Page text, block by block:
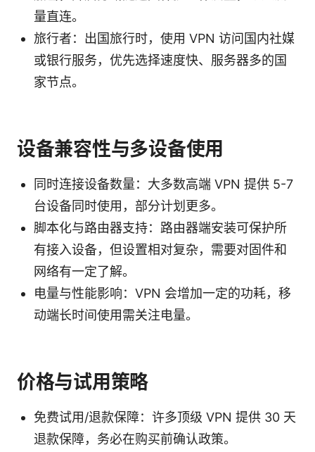
量直连。
旅行者：出国旅行时，使用 VPN 访问国内社媒
或银行服务，优先选择速度快、服务器多的国
家节点。
设备兼容性与多设备使用
同时连接设备数量：大多数高端 VPN 提供 5-7
台设备同时使用，部分计划更多。
脚本化与路由器支持：路由器端安装可保护所
有接入设备，但设置相对复杂，需要对固件和
网络有一定了解。
电量与性能影响：VPN 会增加一定的功耗，移
动端长时间使用需关注电量。
价格与试用策略
免费试用/退款保障：许多顶级 VPN 提供 30 天
退款保障，务必在购买前确认政策。